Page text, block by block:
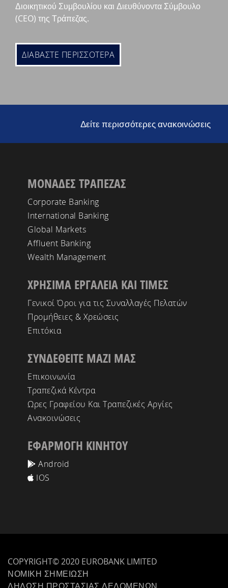
Διοικητικού Συμβουλίου και Διευθύνοντα Σύμβουλο
(CEO) της Τράπεζας.
ΔΙΑΒΑΣΤΕ ΠΕΡΙΣΣΟΤΕΡΑ
Δείτε περισσότερες ανακοινώσεις
ΜΟΝΑΔΕΣ ΤΡΑΠΕΖΑΣ
Corporate Banking
International Banking
Global Markets
Affluent Banking
Wealth Management
ΧΡΗΣΙΜΑ ΕΡΓΑΛΕΙΑ ΚΑΙ ΤΙΜΕΣ
Γενικοί Όροι για τις Συναλλαγές Πελατών
Προμήθειες & Χρεώσεις
Επιτόκια
ΣΥΝΔΕΘΕΙΤΕ ΜΑΖΙ ΜΑΣ
Επικοινωνία
Τραπεζικά Κέντρα
Ωρες Γραφείου Και Τραπεζικές Αργίες
Ανακοινώσεις
ΕΦΑΡΜΟΓΗ ΚΙΝΗΤΟΥ
Android
IOS
COPYRIGHT© 2020 EUROBANK LIMITED
ΝΟΜΙΚΗ ΣΗΜΕΙΩΣΗ